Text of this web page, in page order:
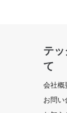
テ
て
会社概
お問い